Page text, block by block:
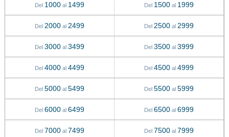
Del 1000al 1499 Del 1500 al 1999
Del 2000al 2499 Del 2500 al 2999
Del 3000al 3499 Del3500 al3999
Del 4000al 4499 Del4500 al4999
Del 5000al 5499 Del5500 al5999
Del 6000al 6499 Del6500 al6999
Del 7000al 7499 Del 7500 al 7999